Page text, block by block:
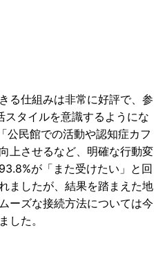
る仕組みは非常に好評で、 参
スタイルを意識するようにな
公民館での活動や認知症カフ
上させるなど、明確な行動変
が「また受けたい」 と回
ましたが、 結果を踏まえた地
ーズな接続方法については今
した。